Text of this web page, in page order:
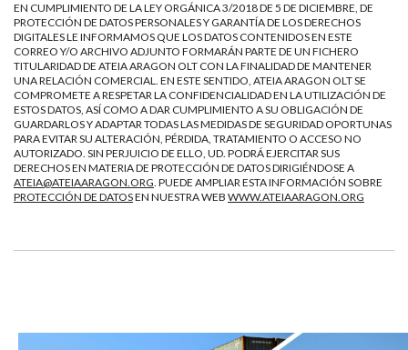
EN CUMPLIMIENTO DE LA LEY ORGÁNICA 3/2018 DE 5 DE DICIEMBRE, DE
PROTECCIÓN DE DATOS PERSONALES Y GARANTÍA DE LOS DERECHOS
DIGITALES LE INFORMAMOS QUE LOS DATOS CONTENIDOS EN ESTE
CORREO Y/O ARCHIVO ADJUNTO FORMARÁN PARTE DE UN FICHERO
TITULARIDAD DE ATEIA ARAGON OLT CON LA FINALIDAD DE MANTENER
UNA RELACIÓN COMERCIAL. EN ESTE SENTIDO, ATEIA ARAGON OLT SE
COMPROMETE A RESPETAR LA CONFIDENCIALIDAD EN LA UTILIZACIÓN DE
ESTOS DATOS, ASÍ COMO A DAR CUMPLIMIENTO A SU OBLIGACIÓN DE
GUARDARLOS Y ADAPTAR TODAS LAS MEDIDAS DE SEGURIDAD OPORTUNAS
PARA EVITAR SU ALTERACIÓN, PÉRDIDA, TRATAMIENTO O ACCESO NO
AUTORIZADO. SIN PERJUICIO DE ELLO, UD. PODRÁ EJERCITAR SUS
DERECHOS EN MATERIA DE PROTECCIÓN DE DATOS DIRIGIÉNDOSE A
ATEIA@ATEIAARAGON.ORG. PUEDE AMPLIAR ESTA INFORMACIÓN SOBRE
PROTECCIÓN DE DATOSEN NUESTRA WEB WWW.ATEIAARAGON.ORG